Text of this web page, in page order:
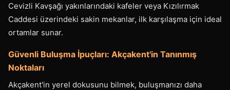
Cevizli Kavşağı yakınlarındaki kafeler veya Kızılırmak
Caddesi üzerindeki sakin mekanlar, ilk karşılaşma için ideal
ortamlar sunar.
Güvenli Buluşma İpuçları: Akçakent'in Tanınmış
Noktaları
Akçakent'in yerel dokusunu bilmek, buluşmanızı daha